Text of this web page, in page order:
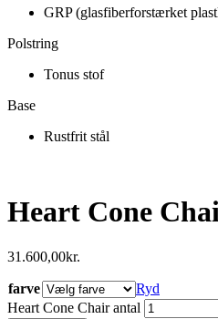
GRP (glasfiberforstærket
Polstring
Tonus stof
Base
Rustfrit stål
Heart Cone
31.600,00kr.
farve
Ryd
Heart Cone Chair antal